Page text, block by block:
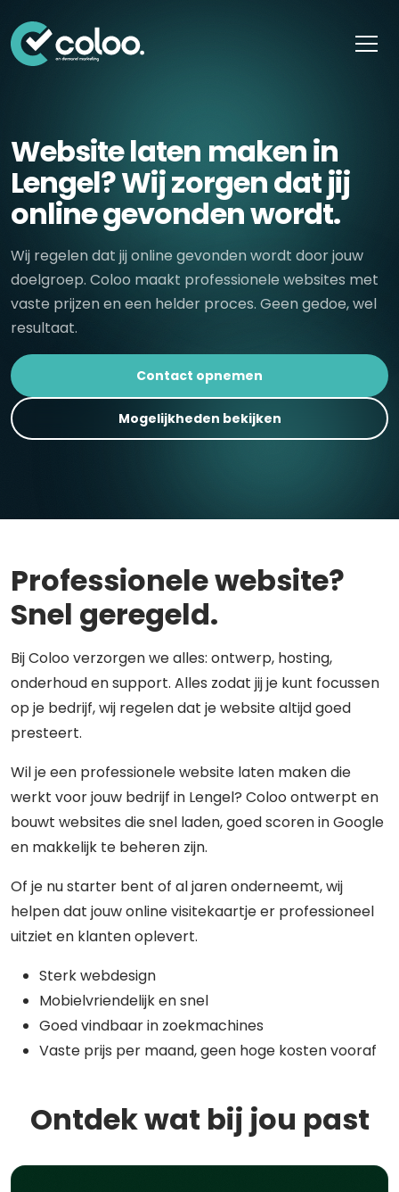
Website laten maken in
Lengel? Wij zorgen dat jij
online gevonden wordt.
Wij regelen dat jij online gevonden wordt door jouw
doelgroep. Coloo maakt professionele websites met
vaste prijzen en een helder proces. Geen gedoe, wel
resultaat.
Contact opnemen
Mogelijkheden bekijken
Professionele website?
Snel geregeld.
Bij Coloo verzorgen we alles: ontwerp, hosting,
onderhoud en support. Alles zodat jij je kunt focussen
op je bedrijf, wij regelen dat je website altijd goed
presteert.
Wil je een professionele website laten maken die
werkt voor jouw bedrijf in Lengel? Coloo ontwerpt en
bouwt websites die snel laden, goed scoren in Google
en makkelijk te beheren zijn.
Of je nu starter bent of al jaren onderneemt, wij
helpen dat jouw online visitekaartje er professioneel
uitziet en klanten oplevert.
Sterk webdesign
Mobielvriendelijk en snel
Goed vindbaar in zoekmachines
Vaste prijs per maand, geen hoge kosten vooraf
Ontdek wat bij jou past